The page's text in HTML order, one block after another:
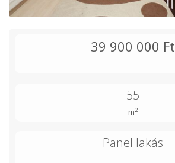
39 900 000 Ft
55
m2
Panel lakás